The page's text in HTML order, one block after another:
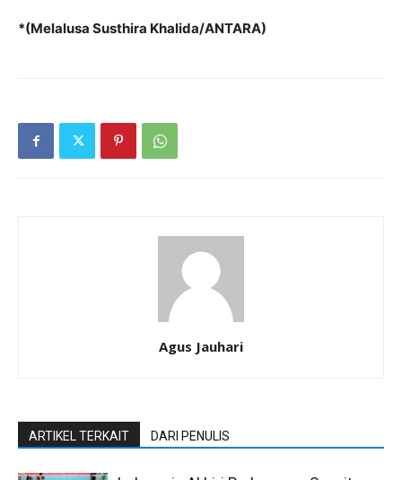
*(Melalusa Susthira Khalida/ANTARA)
Agus Jauhari
ARTIKEL TERKAIT DARI PENULIS